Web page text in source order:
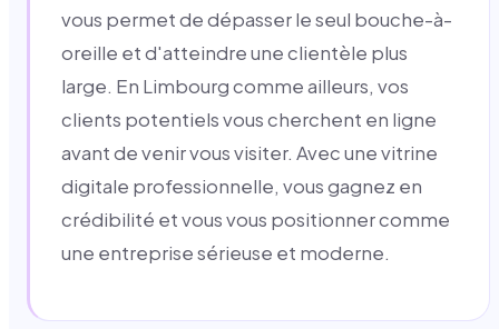
vous permet de dépasser le seul bouche-à-
oreille et d'atteindre une clientèle plus
large. En Limbourg comme ailleurs, vos
clients potentiels vous cherchent en ligne
avant de venir vous visiter. Avec une vitrine
digitale professionnelle, vous gagnez en
crédibilité et vous vous positionner comme
une entreprise sérieuse et moderne.